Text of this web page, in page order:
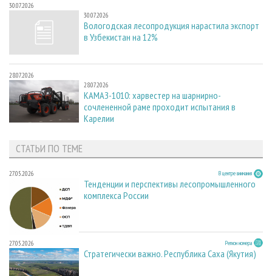
30.07.2026
30.07.2026
Вологодская лесопродукция нарастила экспорт
в Узбекистан на 12%
28.07.2026
28.07.2026
КАМАЗ-1010: харвестер на шарнирно-
сочлененной раме проходит испытания в
Карелии
СТАТЬИ ПО ТЕМЕ
27.05.2026 В центре внимания
Тенденции и перспективы лесопромышленного
комплекса России
27.05.2026 Регион номера
Стратегически важно. Республика Саха (Якутия)